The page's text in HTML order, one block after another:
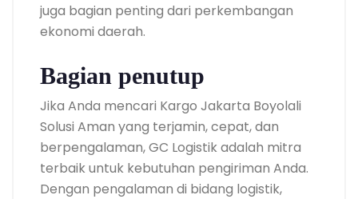
juga bagian penting dari perkembangan
ekonomi daerah.
Bagian penutup
Jika Anda mencari Kargo Jakarta Boyolali
Solusi Aman yang terjamin, cepat, dan
berpengalaman, GC Logistik adalah mitra
terbaik untuk kebutuhan pengiriman Anda.
Dengan pengalaman di bidang logistik,